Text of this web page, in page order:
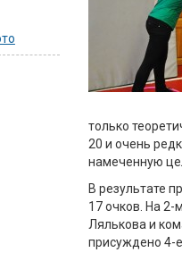
только
20 и очень
намеченную
В результате
17 очков. На
Лялькова и
присуждено 4-